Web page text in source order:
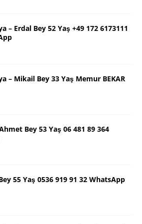
– Erdal Bey 52 Yaş +49 172 6173111
– Mikail Bey 33 Yaş Memur BEKAR
Bey 53 Yaş 06 481 89 364
55 Yaş 0536 919 91 32 WhatsApp